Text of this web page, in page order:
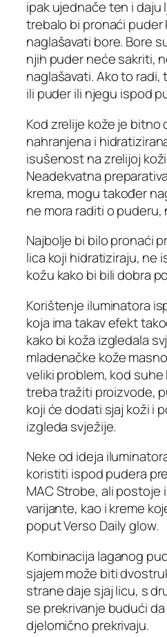
ipak ujednače ten i daju
trebalo bi pronaći puder
naglašavati bore. Bore
njih puder neće sakriti,
naglašavati. Ako to
ili puder ili njegu ispod
Kod zrelije kože je bitno
nahranjena i
isušenost na zrelijoj
Neadekvatna
krema, mogu također
ne mora raditi o puderu,
Najbolje bi bilo pronaći
lica koji hidratiziraju, ne
kožu kako bi bili dobra
Korištenje iluminatora
koja ima takav efekt
kako bi koža izgledala
mladenačke kože
veliki problem, kod
treba tražiti proizvode,
koji će dodati sjaj koži i
izgleda svježije.
Neke od ideja
koristiti ispod pudera
MAC Strobe, ali postoje
varijante, kao i kreme
poput Verso Daily glow.
Kombinacija laganog
sjajem može biti
strane daje sjaj licu, s
se prekrivanje budući
djelomično prekrivaju.